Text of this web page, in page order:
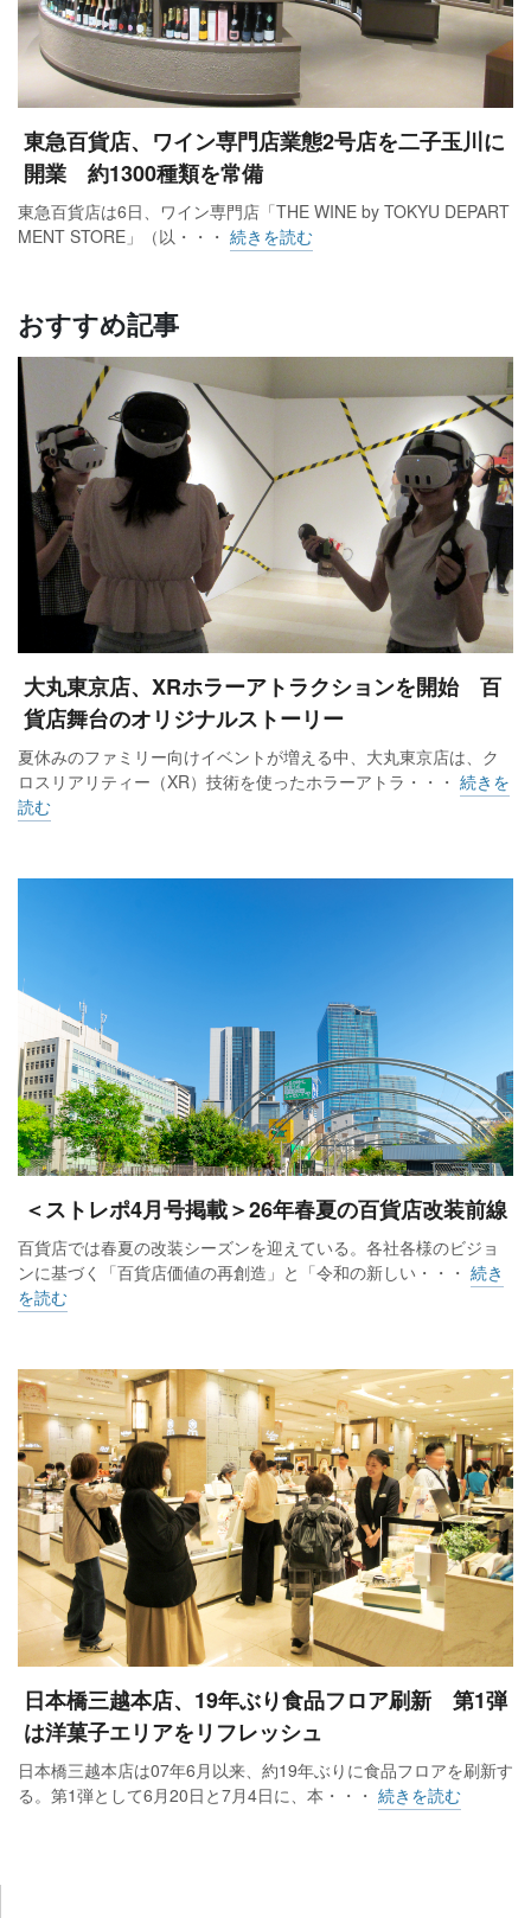
東急百貨店、ワイン専門店業態2号店を二子玉川に
開業 約1300種類を常備
東急百貨店は6日、ワイン専門店「THE WINE by TOKYU DEPART
MENT STORE」（以・・・ 続きを読む
おすすめ記事
大丸東京店、XRホラーアトラクションを開始 百
貨店舞台のオリジナルストーリー
夏休みのファミリー向けイベントが増える中、大丸東京店は、ク
ロスリアリティー（XR）技術を使ったホラーアトラ・・・ 続きを
読む
＜ストレポ4月号掲載＞26年春夏の百貨店改装前線
百貨店では春夏の改装シーズンを迎えている。各社各様のビジョ
ンに基づく「百貨店価値の再創造」と「令和の新しい・・・ 続き
を読む
日本橋三越本店、19年ぶり食品フロア刷新 第1弾
は洋菓子エリアをリフレッシュ
日本橋三越本店は07年6月以来、約19年ぶりに食品フロアを刷新す
る。第1弾として6月20日と7月4日に、本・・・ 続きを読む